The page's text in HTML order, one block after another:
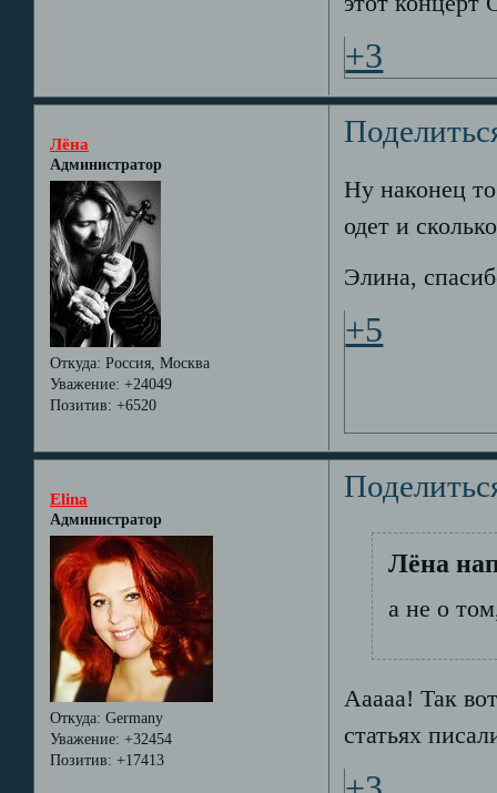
+3
Лёна
Администратор
Откуда: Россия, Москва
Уважение: +24049
Позитив: +6520
Ну наконец
одет и
Элина,
+5
Elina
Администратор
Откуда: Germany
Уважение: +32454
Позитив: +17413
Лёна
а не о
Ааааа! Так
статьях